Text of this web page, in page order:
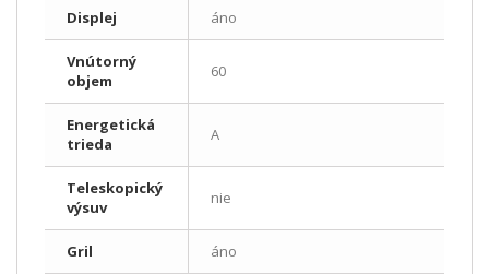
Displej áno
Vnútorný
objem
60
Energetická
trieda
A
Teleskopický
výsuv
nie
Gril áno